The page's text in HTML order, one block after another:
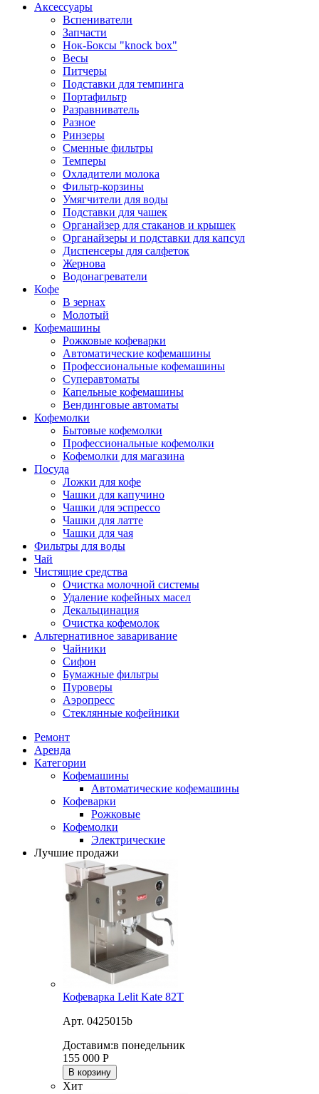
Аксессуары
Вспениватели
Запчасти
Нок-Боксы "knock box"
Весы
Питчеры
Подставки для темпинга
Портафильтр
Разравниватель
Разное
Ринзеры
Сменные фильтры
Темперы
Охладители молока
Фильтр-корзины
Умягчители для воды
Подставки для чашек
Органайзер для стаканов и крышек
Органайзеры и подставки для капсул
Диспенсеры для салфеток
Жернова
Водонагреватели
Кофе
В зернах
Молотый
Кофемашины
Рожковые кофеварки
Автоматические кофемашины
Профессиональные кофемашины
Суперавтоматы
Капельные кофемашины
Вендинговые автоматы
Кофемолки
Бытовые кофемолки
Профессиональные кофемолки
Кофемолки для магазина
Посуда
Ложки для кофе
Чашки для капучино
Чашки для эспрессо
Чашки для латте
Чашки для чая
Фильтры для воды
Чай
Чистящие средства
Очистка молочной системы
Удаление кофейных масел
Декальцинация
Очистка кофемолок
Альтернативное заваривание
Чайники
Сифон
Бумажные фильтры
Пуроверы
Аэропресс
Стеклянные кофейники
Ремонт
Аренда
Категории
Кофемашины
Автоматические кофемашины
Кофеварки
Рожковые
Кофемолки
Электрические
Лучшие продажи
Кофеварка Lelit Kate 82T
Арт. 0425015b
Доставим:в понедельник
155 000 Р
В корзину
Хит